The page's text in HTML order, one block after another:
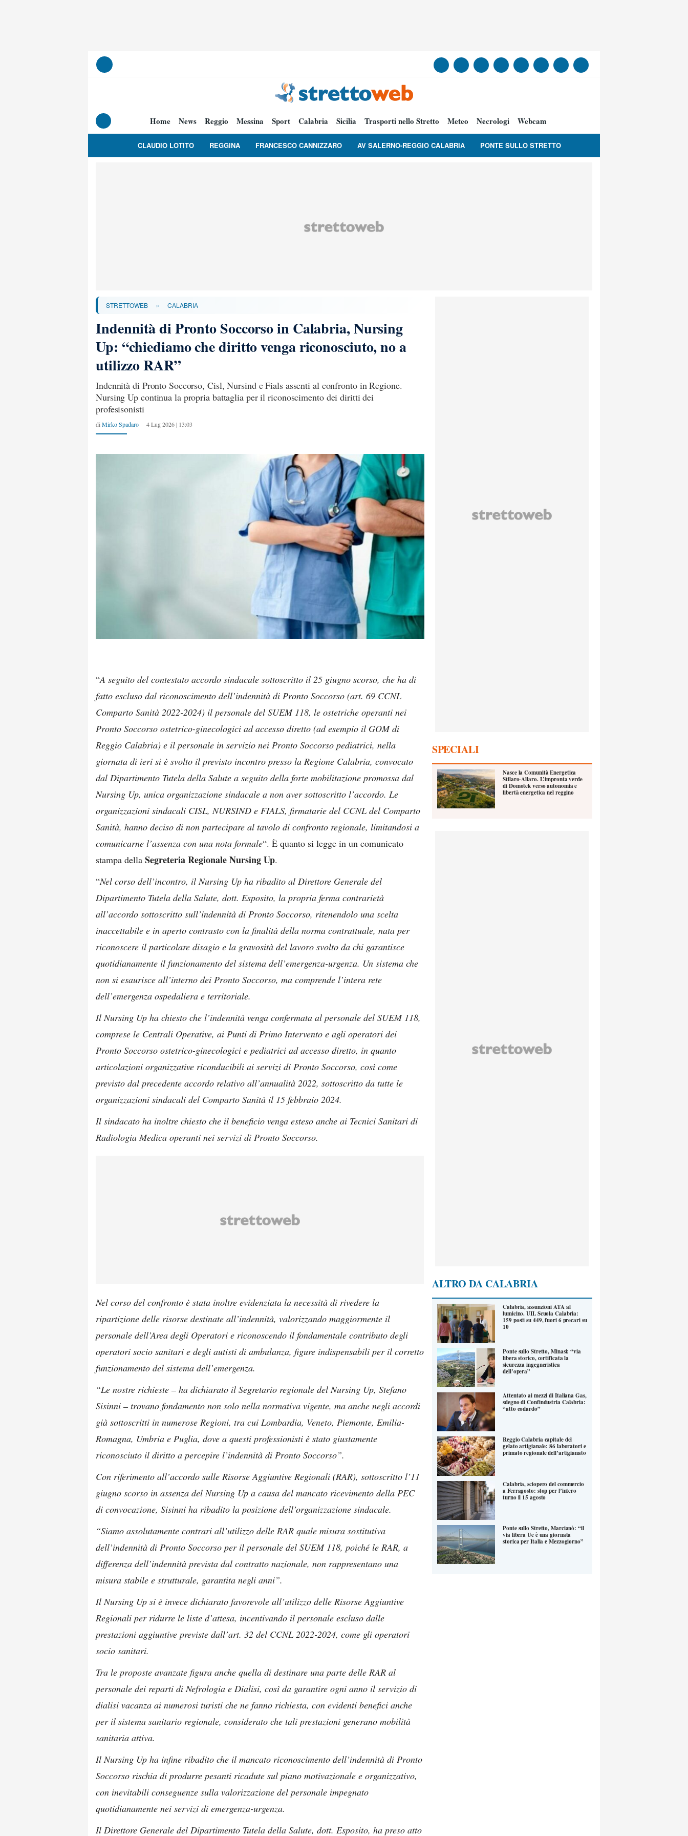
Home News Reggio Messina Sport Calabria Sicilia Trasporti nello Stretto Meteo Necrologi Webcam
CLAUDIO LOTITO REGGINA FRANCESCO CANNIZZARO AV SALERNO-REGGIO CALABRIA PONTE SULLO STRETTO
STRETTOWEB » CALABRIA
Indennità di Pronto Soccorso in Calabria, Nursing
Up: “chiediamo che diritto venga riconosciuto, no a
utilizzo RAR”
Indennità di Pronto Soccorso, Cisl, Nursind e Fials assenti al confronto in Regione.
Nursing Up continua la propria battaglia per il riconoscimento dei diritti dei
profesisonisti
di Mirko Spadaro 4 Lug 2026 | 13:03
“A seguito del contestato accordo sindacale sottoscritto il 25 giugno scorso, che ha di
fatto escluso dal riconoscimento dell’indennità di Pronto Soccorso (art. 69 CCNL
Comparto Sanità 2022-2024) il personale del SUEM 118, le ostetriche operanti nei
Pronto Soccorso ostetrico-ginecologici ad accesso diretto (ad esempio il GOM di
Reggio Calabria) e il personale in servizio nei Pronto Soccorso pediatrici, nella
giornata di ieri si è svolto il previsto incontro presso la Regione Calabria, convocato
dal Dipartimento Tutela della Salute a seguito della forte mobilitazione promossa dal
Nursing Up, unica organizzazione sindacale a non aver sottoscritto l’accordo. Le
organizzazioni sindacali CISL, NURSIND e FIALS, firmatarie del CCNL del Comparto
Sanità, hanno deciso di non partecipare al tavolo di confronto regionale, limitandosi a
comunicarne l’assenza con una nota formale“. È quanto si legge in un comunicato
stampa della Segreteria Regionale Nursing Up.
“Nel corso dell’incontro, il Nursing Up ha ribadito al Direttore Generale del
Dipartimento Tutela della Salute, dott. Esposito, la propria ferma contrarietà
all’accordo sottoscritto sull’indennità di Pronto Soccorso, ritenendolo una scelta
inaccettabile e in aperto contrasto con la finalità della norma contrattuale, nata per
riconoscere il particolare disagio e la gravosità del lavoro svolto da chi garantisce
quotidianamente il funzionamento del sistema dell’emergenza-urgenza. Un sistema che
non si esaurisce all’interno dei Pronto Soccorso, ma comprende l’intera rete
dell’emergenza ospedaliera e territoriale.
Il Nursing Up ha chiesto che l’indennità venga confermata al personale del SUEM 118,
comprese le Centrali Operative, ai Punti di Primo Intervento e agli operatori dei
Pronto Soccorso ostetrico-ginecologici e pediatrici ad accesso diretto, in quanto
articolazioni organizzative riconducibili ai servizi di Pronto Soccorso, così come
previsto dal precedente accordo relativo all’annualità 2022, sottoscritto da tutte le
organizzazioni sindacali del Comparto Sanità il 15 febbraio 2024.
Il sindacato ha inoltre chiesto che il beneficio venga esteso anche ai Tecnici Sanitari di
Radiologia Medica operanti nei servizi di Pronto Soccorso.
Nel corso del confronto è stata inoltre evidenziata la necessità di rivedere la
ripartizione delle risorse destinate all’indennità, valorizzando maggiormente il
personale dell’Area degli Operatori e riconoscendo il fondamentale contributo degli
operatori socio sanitari e degli autisti di ambulanza, figure indispensabili per il corretto
funzionamento del sistema dell’emergenza.
“Le nostre richieste – ha dichiarato il Segretario regionale del Nursing Up, Stefano
Sisinni – trovano fondamento non solo nella normativa vigente, ma anche negli accordi
già sottoscritti in numerose Regioni, tra cui Lombardia, Veneto, Piemonte, Emilia-
Romagna, Umbria e Puglia, dove a questi professionisti è stato giustamente
riconosciuto il diritto a percepire l’indennità di Pronto Soccorso”.
Con riferimento all’accordo sulle Risorse Aggiuntive Regionali (RAR), sottoscritto l’11
giugno scorso in assenza del Nursing Up a causa del mancato ricevimento della PEC
di convocazione, Sisinni ha ribadito la posizione dell’organizzazione sindacale.
“Siamo assolutamente contrari all’utilizzo delle RAR quale misura sostitutiva
dell’indennità di Pronto Soccorso per il personale del SUEM 118, poiché le RAR, a
differenza dell’indennità prevista dal contratto nazionale, non rappresentano una
misura stabile e strutturale, garantita negli anni”.
Il Nursing Up si è invece dichiarato favorevole all’utilizzo delle Risorse Aggiuntive
Regionali per ridurre le liste d’attesa, incentivando il personale escluso dalle
prestazioni aggiuntive previste dall’art. 32 del CCNL 2022-2024, come gli operatori
socio sanitari.
Tra le proposte avanzate figura anche quella di destinare una parte delle RAR al
personale dei reparti di Nefrologia e Dialisi, così da garantire ogni anno il servizio di
dialisi vacanza ai numerosi turisti che ne fanno richiesta, con evidenti benefici anche
per il sistema sanitario regionale, considerato che tali prestazioni generano mobilità
sanitaria attiva.
Il Nursing Up ha infine ribadito che il mancato riconoscimento dell’indennità di Pronto
Soccorso rischia di produrre pesanti ricadute sul piano motivazionale e organizzativo,
con inevitabili conseguenze sulla valorizzazione del personale impegnato
quotidianamente nei servizi di emergenza-urgenza.
Il Direttore Generale del Dipartimento Tutela della Salute, dott. Esposito, ha preso atto
SPECIALI
Nasce la Comunità Energetica
Stilaro-Allaro. L’impronta verde
di Domotek verso autonomia e
libertà energetica nel reggino
ALTRO DA CALABRIA
Calabria, assunzioni ATA al
lumicino. UIL Scuola Calabria:
159 posti su 449, fuori 6 precari su
10
Ponte sullo Stretto, Minasi: “via
libera storico, certificata la
sicurezza ingegneristica
dell’opera”
Attentato ai mezzi di Italiana Gas,
sdegno di Confindustria Calabria:
“atto codardo”
Reggio Calabria capitale del
gelato artigianale: 86 laboratori e
primato regionale dell’artigianato
Calabria, sciopero del commercio
a Ferragosto: stop per l’intero
turno il 15 agosto
Ponte sullo Stretto, Marcianò: “il
via libera Ue è una giornata
storica per Italia e Mezzogiorno”